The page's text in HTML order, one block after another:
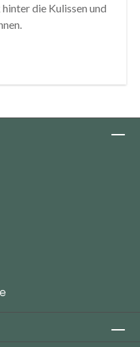
die Kulissen und